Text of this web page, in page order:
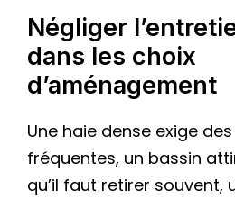
Négliger
dans les choix
d’aménagement
Une haie dense exige
fréquentes, un bassin
qu’il faut retirer souvent,